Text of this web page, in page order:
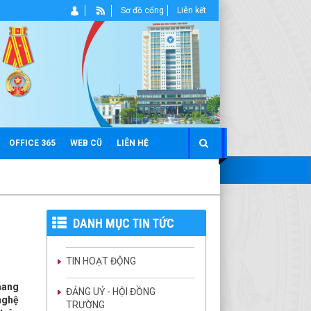
OFFICE 365 WEB CŨ LIÊN HỆ
Sơ đồ cổng Liên kết
DANH MỤC TIN TỨC
TIN HOẠT ĐỘNG
ĐẢNG UỶ - HỘI ĐỒNG
TRƯỜNG